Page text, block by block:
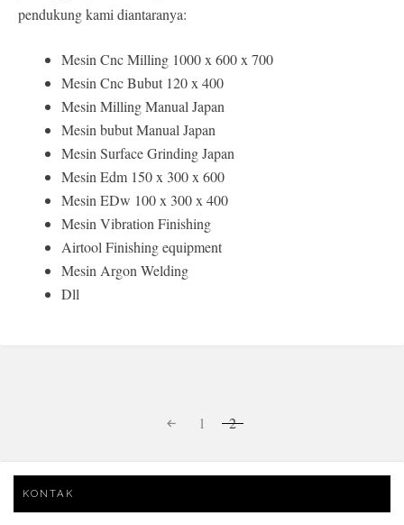
pendukung kami diantaranya:
Mesin Cnc Milling 1000 x 600 x 700
Mesin Cnc Bubut 120 x 400
Mesin Milling Manual Japan
Mesin bubut Manual Japan
Mesin Surface Grinding Japan
Mesin Edm 150 x 300 x 600
Mesin EDw 100 x 300 x 400
Mesin Vibration Finishing
Airtool Finishing equipment
Mesin Argon Welding
Dll
1 2
KONTAK